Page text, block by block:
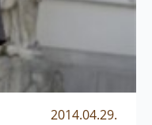
2014.04.29.